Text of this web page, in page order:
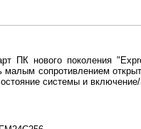
ПК нового поколения
малым сопротивлением
системы и